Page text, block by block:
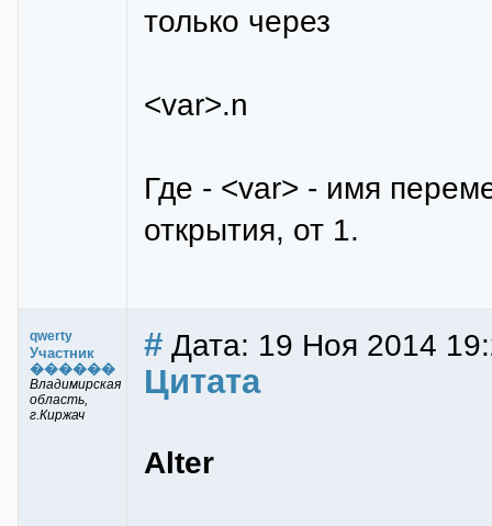
только через
<var>.n
Где - <var> - имя
открытия, от 1.
qwerty
Участник
������
Владимирская
область,
г.Киржач
# Дата: 19 Ноя 2014
Цитата
Alter